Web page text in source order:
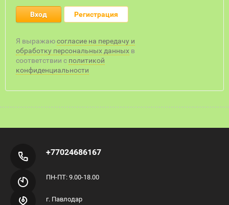
Регистрация
Вход
Я выражаюсогласие на передачу и
обработку персональных данных в
соответствии с политикой
конфиденциальности
+77024686167
ПН-ПТ: 9.00-18.00
г. Павлодар